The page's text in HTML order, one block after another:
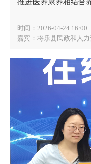
时间：2026-04-24 16:00
嘉宾：将乐县民政和人